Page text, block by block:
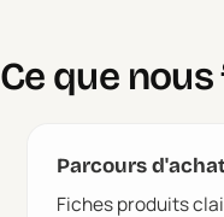
Ce que
Parcours
Fiches produits